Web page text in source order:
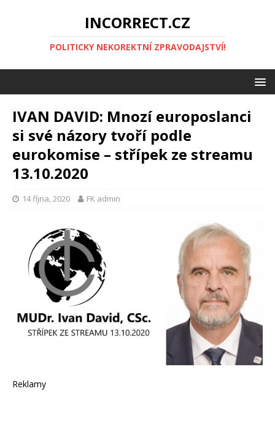
INCORRECT.CZ
POLITICKY NEKOREKTNÍ ZPRAVODAJSTVÍ!
IVAN DAVID: Mnozí europoslanci
si své názory tvoří podle
eurokomise – střípek ze streamu
13.10.2020
14 října, 2020 FK admin
Reklamy